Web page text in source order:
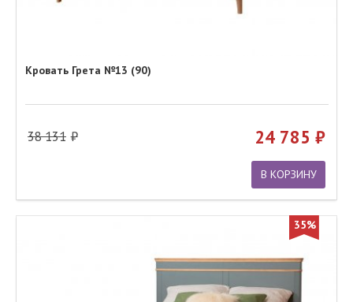
Кровать Грета №13 (90)
38 131 24 785
В КОРЗИНУ
35%